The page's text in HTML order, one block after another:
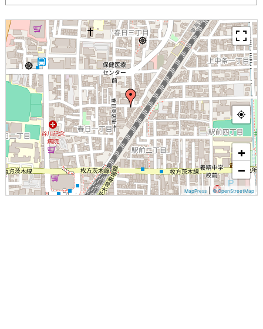
+
−
MapPress| © OpenStreetMap